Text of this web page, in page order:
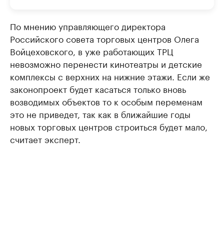
По мнению управляющего директора
Российского совета торговых центров Олега
Войцеховского, в уже работающих ТРЦ
невозможно перенести кинотеатры и детские
комплексы с верхних на нижние этажи. Если же
законопроект будет касаться только вновь
возводимых объектов то к особым переменам
это не приведет, так как в ближайшие годы
новых торговых центров строиться будет мало,
считает эксперт.